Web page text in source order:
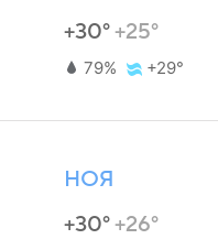
+30°+25°
79% +29°
НОЯ
+30°+26°